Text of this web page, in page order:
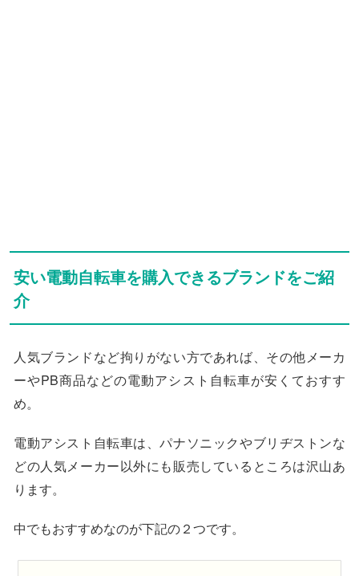
安い電動自転車を購入できるブランドをご紹
介
人気ブランドなど拘りがない方であれば、その他メーカ
ーやPB商品などの電動アシスト自転車が安くておすす
め。
電動アシスト自転車は、パナソニックやブリヂストンな
どの人気メーカー以外にも販売しているところは沢山あ
ります。
中でもおすすめなのが下記の２つです。